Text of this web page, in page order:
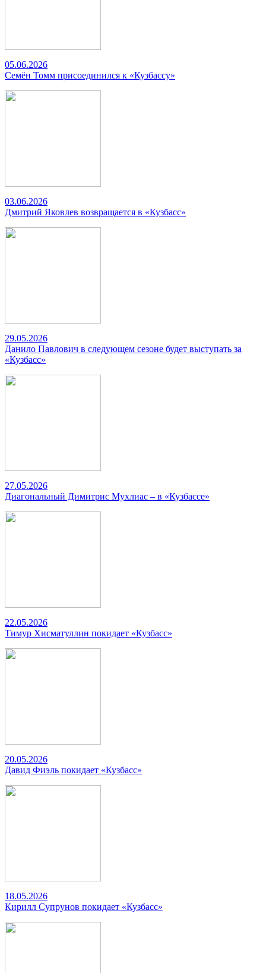
05.06.2026
Семён Томм присоединился к «Кузбассу»
03.06.2026
Дмитрий Яковлев возвращается в «Кузбасс»
29.05.2026
Данило Павлович в следующем сезоне будет выступать за
«Кузбасс»
27.05.2026
Диагональный Димитрис Мухлиас – в «Кузбассе»
22.05.2026
Тимур Хисматуллин покидает «Кузбасс»
20.05.2026
Давид Фиэль покидает «Кузбасс»
18.05.2026
Кирилл Супрунов покидает «Кузбасс»